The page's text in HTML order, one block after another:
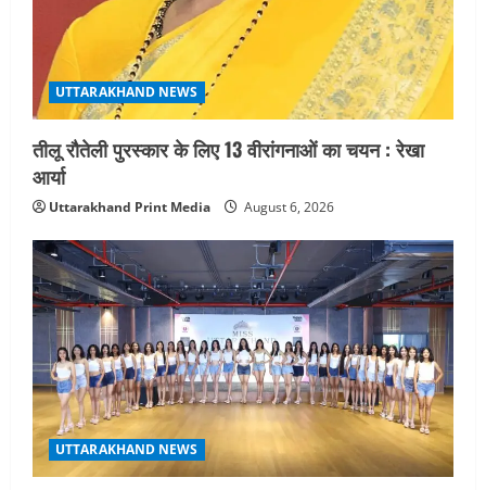
UTTARAKHAND NEWS
तीलू रौतेली पुरस्कार के लिए 13 वीरांगनाओं का चयन : रेखा
आर्या
Uttarakhand Print Media August 6, 2026
UTTARAKHAND NEWS